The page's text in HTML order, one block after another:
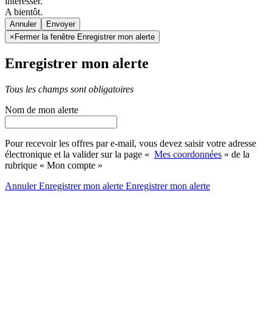
A bientôt.
Annuler
× Fermer la fenêtre Enregistrer mon alerte
Enregistrer mon alerte
Tous les champs sont obligatoires
Nom de mon alerte
Pour recevoir les offres par e-mail, vous devez saisir votre adresse
électronique et la valider sur la page « Mes coordonnées » de la
rubrique « Mon compte »
AnnulerEnregistrer mon alerte Enregistrermon alerte